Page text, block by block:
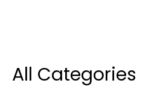
All Categories